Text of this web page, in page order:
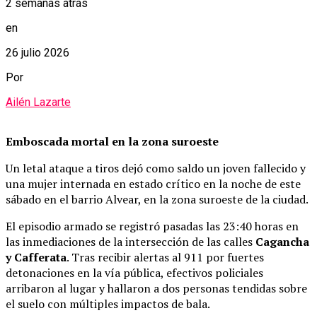
2 semanas atrás
en
26 julio 2026
Por
Ailén Lazarte
Emboscada mortal en la zona suroeste
Un letal ataque a tiros dejó como saldo un joven fallecido y
una mujer internada en estado crítico en la noche de este
sábado en el barrio Alvear, en la zona suroeste de la ciudad.
El episodio armado se registró pasadas las 23:40 horas en
las inmediaciones de la intersección de las calles Cagancha
y Cafferata. Tras recibir alertas al 911 por fuertes
detonaciones en la vía pública, efectivos policiales
arribaron al lugar y hallaron a dos personas tendidas sobre
el suelo con múltiples impactos de bala.